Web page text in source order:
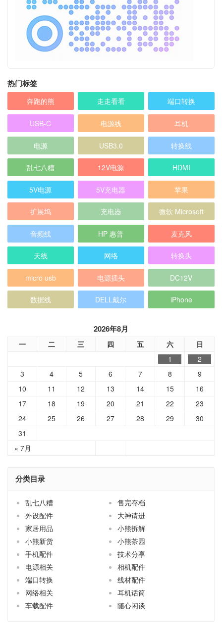
热门标签
奔跑的熊 走走看看 端口转换
USB-C 电源线 耳机
电源 USB3.0 转换线
乱七八糟 12V电源 HDMI
5V电源 5V充电器 苹果
扩展坞 充电器 微软 Microsoft
音频线 HP 惠普 麦克风
天线 网络 转换头
micro usb 电源插头 DC12V
数据线 DELL戴尔 iPhone
2026年8月
一 二 三 四 五 六 日
« 7月
1
2
3
4 5 6 7 8
9
10
11 12 13 14 15
16
17
18 19 20 21 22
23
24
25 26 27 28 29
30
31
分类目录
乱七八糟
售完存档
外设配件
大神请进
家居用品
小熊拆解
小熊新货
小熊茶园
手机配件
技术分享
电源相关
相机配件
端口转换
线材配件
网络相关
耳机话筒
车载配件
随心闲谈